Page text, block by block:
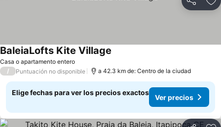
Compartir
Casa o apartamento entero
BaleiaLofts Kite Village
/ Puntuación no disponible a 42.3 km de: Centro de la ciudad
Elige fechas para ver los precios exactos
Ver precios